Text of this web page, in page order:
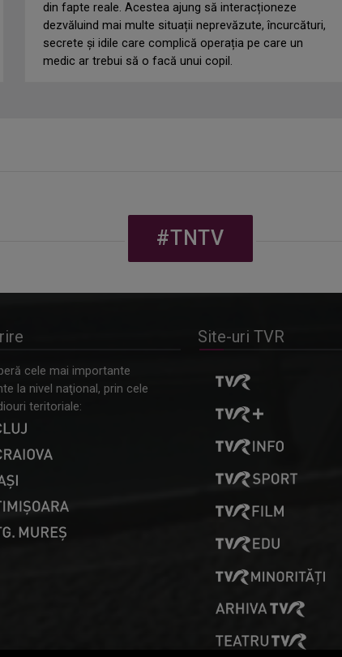
din fapte reale. Acestea ajung să interacționeze
dezvăluind mai multe situații neprevăzute, încurcături,
secrete și idile care complică operația pe care un
medic ar trebui să o facă unui copil.
#TNTV
cele mai importante
la nivel naţional, prin cele
teritoriale:
Site-uri TVR